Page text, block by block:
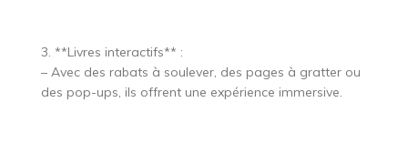
3. **Livres interactifs** :
– Avec des rabats à soulever, des pages à gratter ou
des pop-ups, ils offrent une expérience immersive.